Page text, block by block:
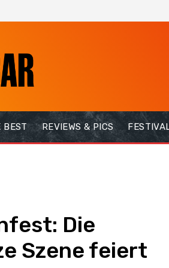
BEST REVIEWS & PICS
Die
Szene feiert